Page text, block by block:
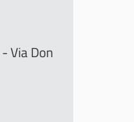
- Via Don